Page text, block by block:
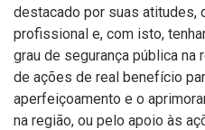
destacado por suas atitudes,
profissional e, com isto,
grau de segurança pública na
de ações de real benefício
aperfeiçoamento e o
na região, ou pelo apoio às